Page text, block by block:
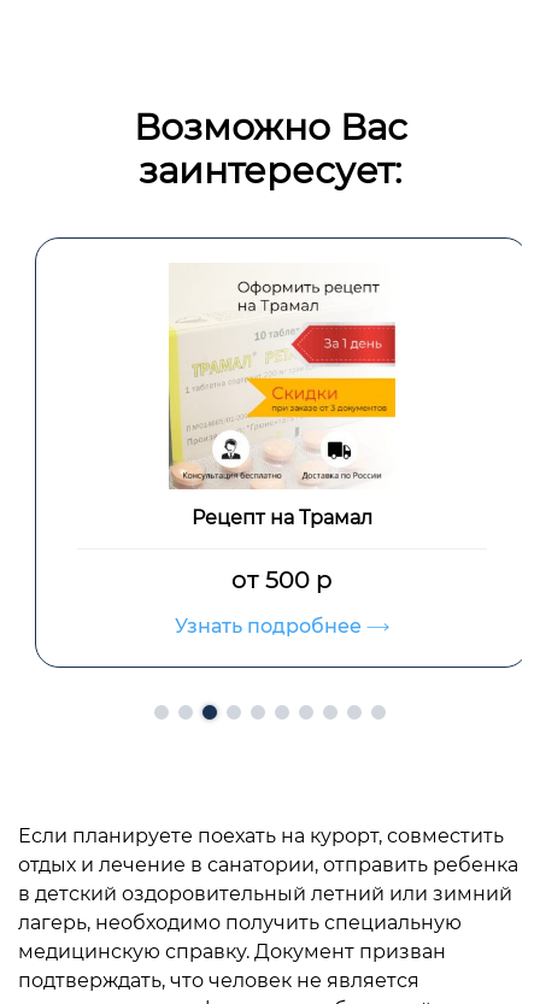
Возможно Вас
заинтересует:
Рецепт на Трамал
от 500 р
Узнать подробнее
Если планируете поехать на курорт, совместить
отдых и лечение в санатории, отправить ребенка
в детский оздоровительный летний или зимний
лагерь, необходимо получить специальную
медицинскую справку. Документ призван
подтверждать, что человек не является